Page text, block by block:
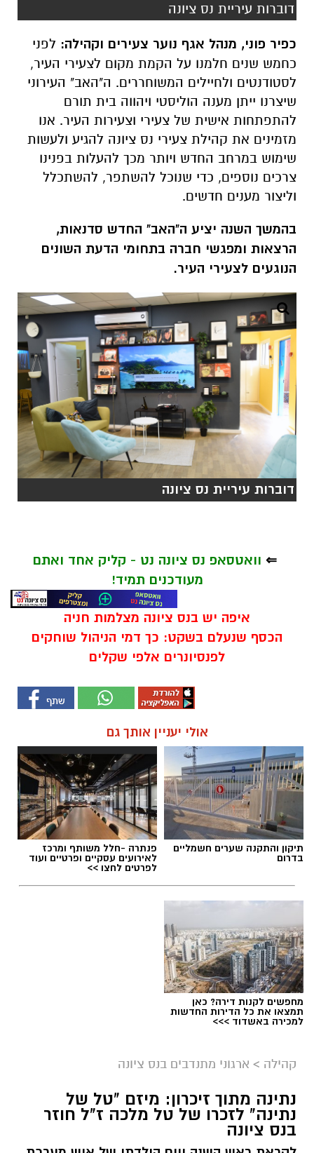
דוברות עיריית נס ציונה
כפיר פוני, מנהל אגף נוער צעירים וקהילה: לפני
כחמש שנים חלמנו על הקמת מקום לצעירי העיר,
לסטודנטים ולחיילים המשוחררים. ה"האב" העירוני
שיצרנו ייתן מענה הוליסטי ויהווה בית תורם
להתפתחות אישית של צעירי וצעירות העיר. אנו
מזמינים את קהילת צעירי נס ציונה להגיע ולעשות
שימוש במרחב החדש ויותר מכך להעלות בפנינו
צרכים נוספים, כדי שנוכל להשתפר, להשתכלל
וליצור מענים חדשים.
בהמשך השנה יציע ה"האב" החדש סדנאות,
הרצאות ומפגשי חברה בתחומי הדעת השונים
הנוגעים לצעירי העיר.
דוברות עיריית נס ציונה
⇐ וואטסאפ נס ציונה נט - קליק אחד ואתם
מעודכנים תמיד!
איפה יש בנס ציונה מצלמות חניה
הכסף שנעלם בשקט: כך דמי הניהול שוחקים
לפנסיונרים אלפי שקלים
אולי יעניין אותך גם
תיקון והתקנה שערים חשמליים
בדרום
פנתרה -חלל משותף ומרכז
לאירועים עסקיים ופרטיים ועוד
לפרטים לחצו >>
מחפשים לקנות דירה? כאן
תמצאו את כל הדירות החדשות
למכירה באשדוד >>>
קהילה > ארגוני מתנדבים בנס ציונה
נתינה מתוך זיכרון: מיזם "טל של
נתינה" לזכרו של טל מלכה ז"ל חוזר
בנס ציונה